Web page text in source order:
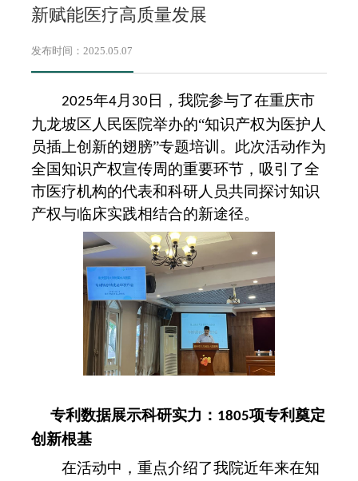
新赋能医疗高质量发展
发布时间：2025.05.07
2025年4月 30日，我院参与了在重庆市
九龙坡区人民医院举办的“知识产权为医护人
员插上创新的翅膀”专题培训。此次活动作为
全国知识产权宣传周的重要环节，吸引了全
市医疗机构的代表和科研人员共同探讨知识
产权与临床实践相结合的新途径。
专利数据展示科研实力： 1805项专利奠定
创新根基
在活动中，重点介绍了我院近年来在知